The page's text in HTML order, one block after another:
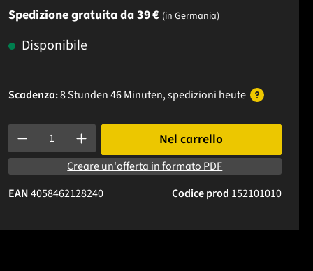
Spedizione gratuita da 39 € (in Germania)
Disponibile
Scadenza:8 Stunden 46 Minuten, spedizioni heute
Quantità del prodotto: inserisci la quantità desiderata o usa i
Nel carrello
Creare un'offerta in formato PDF
Codice prod 152101010
EAN4058462128240